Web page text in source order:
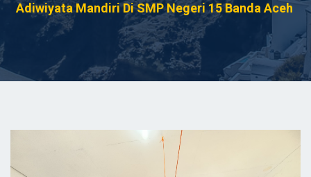
Adiwiyata Mandiri Di SMP Negeri 15 Banda Aceh